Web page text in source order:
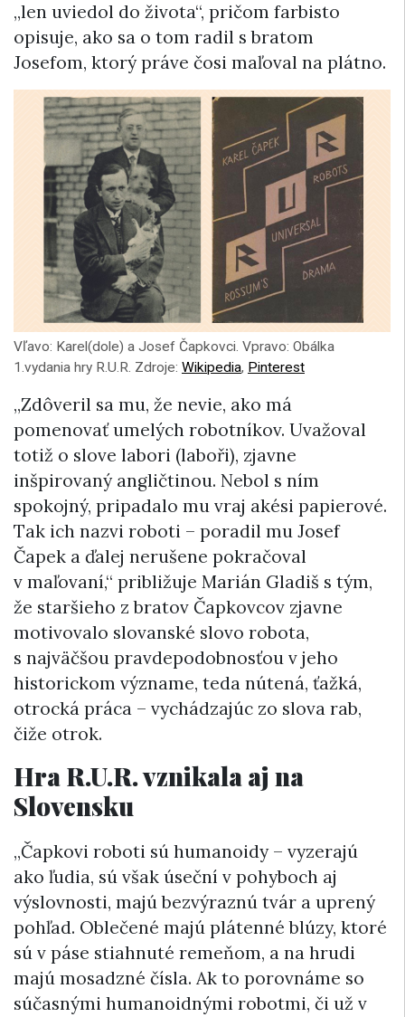
„len uviedol do života“, pričom farbisto
opisuje, ako sa o tom radil s bratom
Josefom, ktorý práve čosi maľoval na plátno.
Vľavo: Karel(dole) a Josef Čapkovci. Vpravo: Obálka
1.vydania hry R.U.R. Zdroje: Wikipedia, Pinterest
„Zdôveril sa mu, že nevie, ako má
pomenovať umelých robotníkov. Uvažoval
totiž o slove labori (laboři), zjavne
inšpirovaný angličtinou. Nebol s ním
spokojný, pripadalo mu vraj akési papierové.
Tak ich nazvi roboti – poradil mu Josef
Čapek a ďalej nerušene pokračoval
v maľovaní,“ približuje Marián Gladiš s tým,
že staršieho z bratov Čapkovcov zjavne
motivovalo slovanské slovo robota,
s najväčšou pravdepodobnosťou v jeho
historickom význame, teda nútená, ťažká,
otrocká práca – vychádzajúc zo slova rab,
čiže otrok.
Hra R.U.R. vznikala aj na
Slovensku
„Čapkovi roboti sú humanoidy – vyzerajú
ako ľudia, sú však úseční v pohyboch aj
výslovnosti, majú bezvýraznú tvár a uprený
pohľad. Oblečené majú plátenné blúzy, ktoré
sú v páse stiahnuté remeňom, a na hrudi
majú mosadzné čísla. Ak to porovnáme so
súčasnými humanoidnými robotmi, či už v